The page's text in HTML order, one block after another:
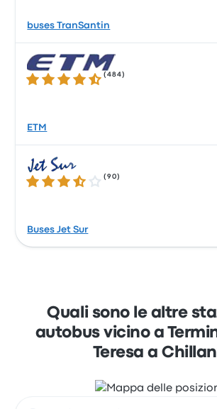
buses TranSantin
4.3 su 5 stelle (484 )
ETM
3.4 su 5 stelle (90 )
Buses Jet Sur
Quali sono le altre
autobus vicino a
Teresa a